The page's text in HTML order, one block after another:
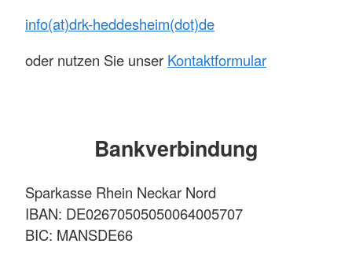
info(at)drk-heddesheim(dot)de
oder nutzen Sie unser Kontaktformular
Bankverbindung
Sparkasse Rhein Neckar Nord
IBAN: DE02670505050064005707
BIC: MANSDE66